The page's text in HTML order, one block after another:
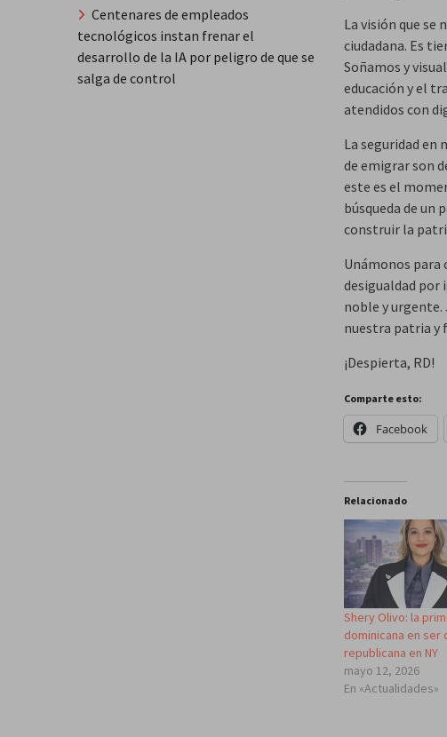
La visión que se
ciudadana. Es
Soñamos y
educación y el
atendidos con
La seguridad en
de emigrar son
este es el
búsqueda de un
construir la
Unámonos para
desigualdad por
noble y
nuestra patria y
¡Despierta, RD!
Comparte esto:
Facebook
Relacionado
Shery Olivo: la
dominicana en ser
republicana en NY
mayo 12, 2026
En «Actualidades»
Centenares de empleados
tecnológicos instan frenar el
desarrollo de la IA por peligro de que se
salga de control